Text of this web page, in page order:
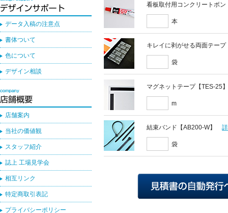
看板取付用コンクリートボン
本
キレイに剥がせる両面テープ
袋
マグネットテープ【TES-25
m
結束バンド【AB200-W】
袋
データ入稿の注意点
書体ついて
色について
デザイン相談
店舗案内
当社の価値観
スタッフ紹介
誌上 工場見学会
相互リンク
特定商取引表記
プライバシーポリシー